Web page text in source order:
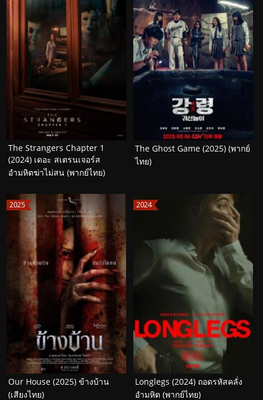
The Strangers Chapter 1
(2024) เดอะ สเตรนเจอร์ส
อำมหิตฆ่าไม่สน (พากย์ไทย)
The Ghost Game (2025) (พากย์
ไทย)
2025
Our House (2025) ข้างบ้าน
(เสียงไทย)
2024
Longlegs (2024) ถอดรหัสคลั่ง
อำมหิต (พากย์ไทย)